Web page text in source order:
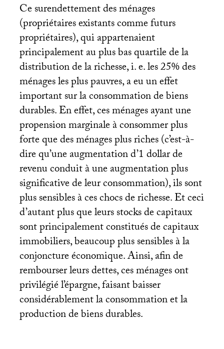
Ce surendettement des ménages
(propriétaires existants comme futurs
propriétaires), qui appartenaient
principalement au plus bas quartile de la
distribution de la richesse, i. e. les 25% des
ménages les plus pauvres, a eu un effet
important sur la consommation de biens
durables. En effet, ces ménages ayant une
propension marginale à consommer plus
forte que des ménages plus riches (c’est-à-
dire qu’une augmentation d’1 dollar de
revenu conduit à une augmentation plus
significative de leur consommation), ils sont
plus sensibles à ces chocs de richesse. Et ceci
d’autant plus que leurs stocks de capitaux
sont principalement constitués de capitaux
immobiliers, beaucoup plus sensibles à la
conjoncture économique. Ainsi, afin de
rembourser leurs dettes, ces ménages ont
privilégié l’épargne, faisant baisser
considérablement la consommation et la
production de biens durables.